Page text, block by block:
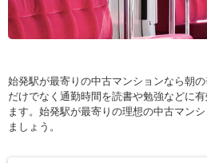
始発駅が最寄りの中古マンションなら朝
だけでなく通勤時間を読書や勉強などに
ます。始発駅が最寄りの理想の中古マン
ましょう。